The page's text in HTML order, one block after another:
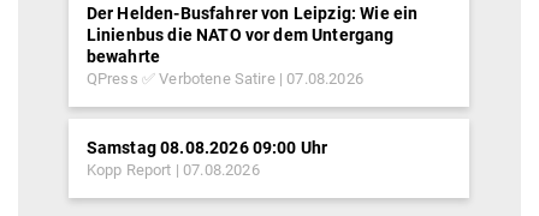
Der Helden-Busfahrer von Leipzig: Wie ein
Linienbus die NATO vor dem Untergang
bewahrte
QPress ✅ Verbotene Satire 07.08.2026
Samstag 08.08.2026 09:00 Uhr
Kopp Report 07.08.2026